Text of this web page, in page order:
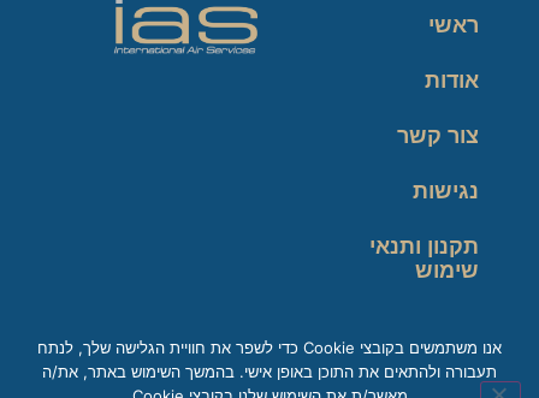
ראשי
אודות
צור קשר
נגישות
תקנון ותנאי
שימוש
זכות עיון במידע
אנו משתמשים בקובצי Cookie כדי לשפר את חוויית הגלישה שלך, לנתח
תעבורה ולהתאים את התוכן באופן אישי. בהמשך השימוש באתר, את/ה